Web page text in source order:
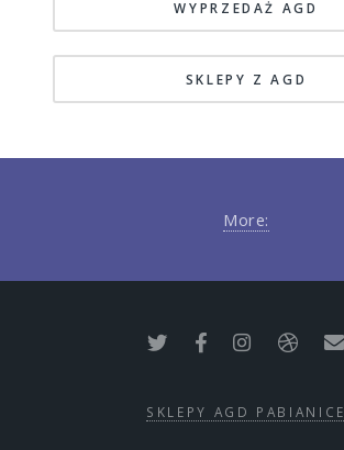
WYPRZEDAŻ AGD
SKLEPY Z AGD
More:
SKLEPY AGD PABIANICE